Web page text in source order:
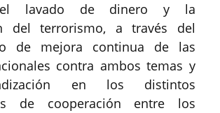
el lavado de dinero y la
del terrorismo, a través del
de mejora continua de las
contra ambos temas y
en los distintos
de cooperación entre los